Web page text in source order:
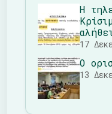
Η
17
Ο
13